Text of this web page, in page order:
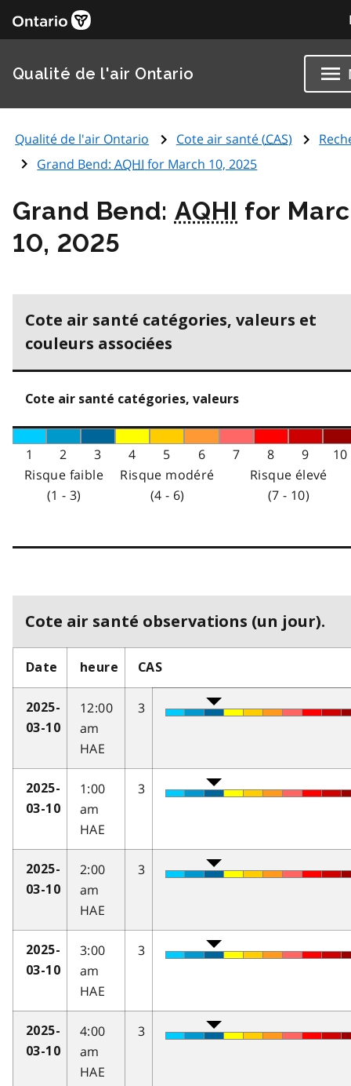
Qualité de l'air Ontario
Qualité de l'air Ontario Cote air santé (CAS)
Grand Bend:AQHI for March 10, 2025
Grand Bend: AQHI for
10, 2025
Cote air santé catégories, valeurs et
couleurs associées
Cote air santé catégories, valeurs
1 2 3 4 5 6 7 8 9
10
Risque faible
(1 - 3)
Risque modéré
(4 - 6)
Risque élevé
(7 - 10)
Cote air santé observations (un jour).
Date heure CAS
2025-
03-10
12:00
am
HAE
3
2025-
03-10
1:00
am
HAE
3
2025-
03-10
2:00
am
HAE
3
2025-
03-10
3:00
am
HAE
3
2025-
03-10
4:00
am
HAE
3